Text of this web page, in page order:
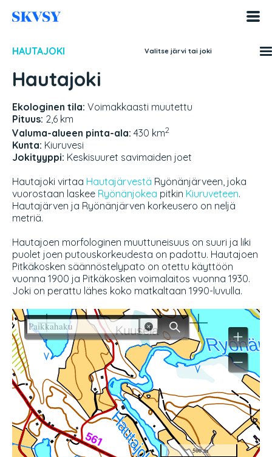
sisältöön
HAUTAJOKI Valitse järvi tai joki
Hautajoki
Ekologinen tila: Voimakkaasti muutettu
Pituus: 2,6 km
Valuma-alueen pinta-ala: 430 km2
Kunta: Kiuruvesi
Jokityyppi: Keskisuuret savimaiden joet
Hautajoki virtaa Hautajärvestä Ryönänjärveen, joka
vuorostaan laskee Ryönänjokea pitkin Kiuruveteen.
Hautajärven ja Ryönänjärven korkeusero on neljä
metriä.
Hautajoen morfologinen muuttuneisuus on suuri ja liki
puolet joen putouskorkeudesta on padottu. Hautajoen
Pitkäkosken säännöstelypato on otettu käyttöön
vuonna 1900 ja Pitkäkosken voimalaitos vuonna 1930.
Joki on perattu lähes koko matkaltaan 1990-luvulla.